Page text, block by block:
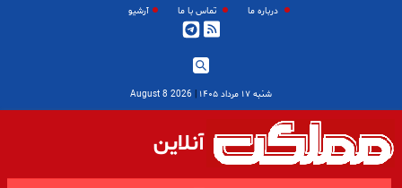
درباره ما تماس با ما آرشیو
شنبه ۱۷ مرداد ۱۴۰۵ |
2026 August 8
آنلاین